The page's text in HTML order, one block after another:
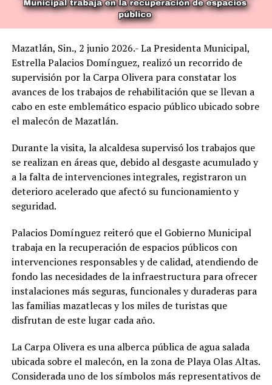
Mazatlán, Sin., 2 junio 2026.- La Presidenta Municipal,
Estrella Palacios Domínguez, realizó un recorrido de
supervisión por la Carpa Olivera para constatar los
avances de los trabajos de rehabilitación que se llevan a
cabo en este emblemático espacio público ubicado sobre
el malecón de Mazatlán.
Durante la visita, la alcaldesa supervisó los trabajos que
se realizan en áreas que, debido al desgaste acumulado y
a la falta de intervenciones integrales, registraron un
deterioro acelerado que afectó su funcionamiento y
seguridad.
Palacios Domínguez reiteró que el Gobierno Municipal
trabaja en la recuperación de espacios públicos con
intervenciones responsables y de calidad, atendiendo de
fondo las necesidades de la infraestructura para ofrecer
instalaciones más seguras, funcionales y duraderas para
las familias mazatlecas y los miles de turistas que
disfrutan de este lugar cada año.
La Carpa Olivera es una alberca pública de agua salada
ubicada sobre el malecón, en la zona de Playa Olas Altas.
Considerada uno de los símbolos más representativos de